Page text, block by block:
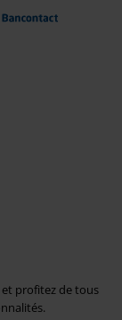
profitez de tous